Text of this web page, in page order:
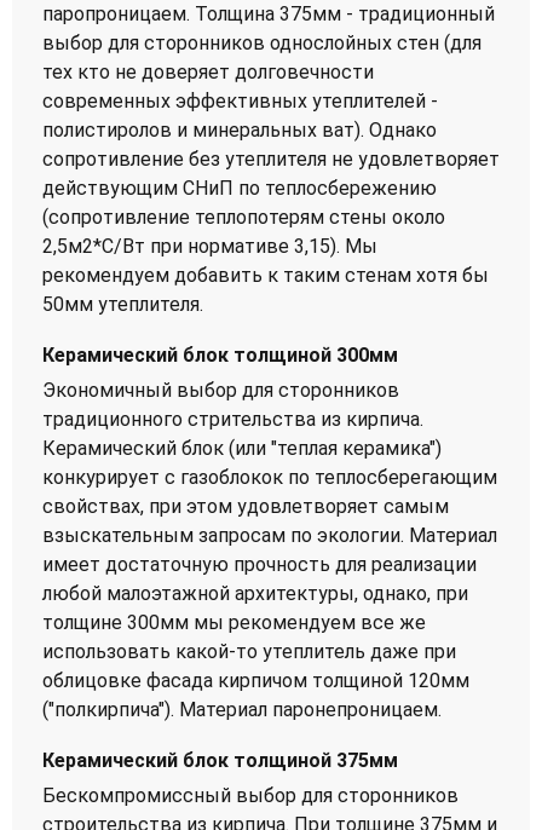
паропроницаем. Толщина 375мм - традиционный
выбор для сторонников однослойных стен (для
тех кто не доверяет долговечности
современных эффективных утеплителей -
полистиролов и минеральных ват). Однако
сопротивление без утеплителя не удовлетворяет
действующим СНиП по теплосбережению
(сопротивление теплопотерям стены около
2,5м2*С/Вт при нормативе 3,15). Мы
рекомендуем добавить к таким стенам хотя бы
50мм утеплителя.
Керамический блок толщиной 300мм
Экономичный выбор для сторонников
традиционного стрительства из кирпича.
Керамический блок (или "теплая керамика")
конкурирует с газоблокок по теплосберегающим
свойствах, при этом удовлетворяет самым
взыскательным запросам по экологии. Материал
имеет достаточную прочность для реализации
любой малоэтажной архитектуры, однако, при
толщине 300мм мы рекомендуем все же
использовать какой-то утеплитель даже при
облицовке фасада кирпичом толщиной 120мм
("полкирпича"). Материал паронепроницаем.
Керамический блок толщиной 375мм
Бескомпромиссный выбор для сторонников
строительства из кирпича. При толщине 375мм и